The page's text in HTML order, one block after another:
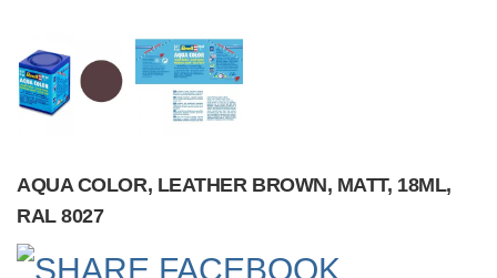
AQUA COLOR, LEATHER BROWN, MATT, 18ML,
RAL 8027